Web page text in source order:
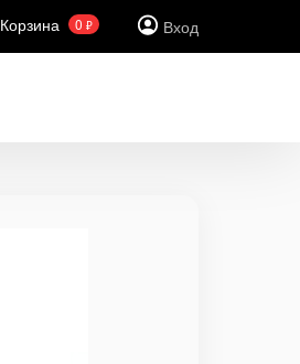
Корзина 0 ₽ Вход